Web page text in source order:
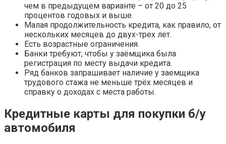
чем в предыдущем варианте – от 20 до 25
процентов годовых и выше.
Малая продолжительность кредита, как правило, от
нескольких месяцев до двух-трех лет.
Есть возрастные ограничения.
Банки требуют, чтобы у заёмщика была
регистрация по месту выдачи кредита.
Ряд банков запрашивает наличие у заемщика
трудового стажа не меньше трёх месяцев и
справку о доходах с места работы.
Кредитные карты для покупки б/у
автомобиля